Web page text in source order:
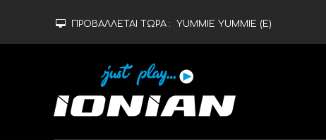
ΠΡΟΒΑΛΛΕΤΑΙ ΤΩΡΑ : YUMMIE YUMMIE (Ε)